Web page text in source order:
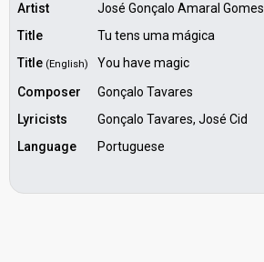
Artist
José Gonçalo Amaral Gomes
Title
Tu tens uma mágica
Title (English)
You have magic
Composer
Gonçalo Tavares
Lyricists
Gonçalo Tavares, José Cid
Language
Portuguese